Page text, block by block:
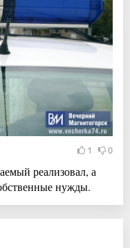
1 0
реализовал, а
нужды.